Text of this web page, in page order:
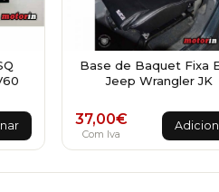
Base de Baquet Fixa
Jeep Wrangler JK
37,00€
Com Iva